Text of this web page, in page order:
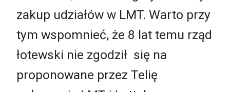
zakup udziałów w LMT. Warto przy
tym wspomnieć, że 8 lat temu rząd
łotewski nie zgodził się na
proponowane przez Telię